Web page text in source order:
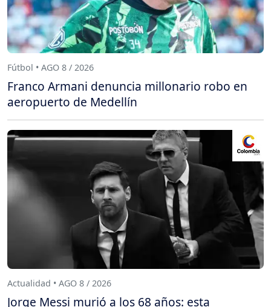
Fútbol • AGO 8 / 2026
Franco Armani denuncia millonario robo en
aeropuerto de Medellín
Actualidad • AGO 8 / 2026
Jorge Messi murió a los 68 años: esta